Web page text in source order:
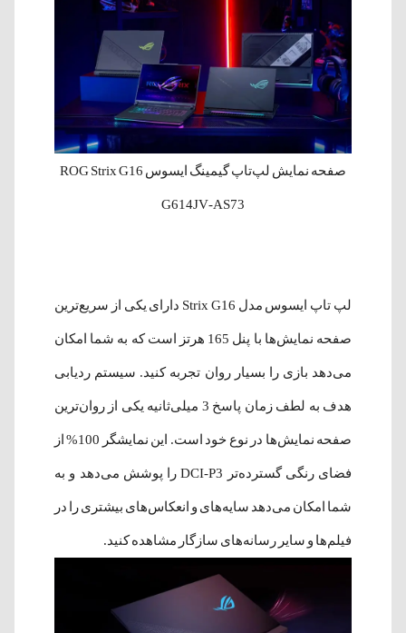
صفحه نمایش لپ‌‌تاپ گیمینگ ایسوس ROG Strix G16
G614JV-AS73
لپ تاپ ایسوس مدل Strix G16 دارای یکی از سریع‌ترین
صفحه نمایش‌ها با پنل 165 هرتز است که به شما امکان
می‌دهد بازی را بسیار روان تجربه کنید. سیستم ردیابی
هدف به لطف زمان پاسخ 3 میلی‌ثانیه یکی از روان‌ترین
صفحه نمایش‌ها در نوع خود است. این نمایشگر 100% از
فضای رنگی گسترده‌تر DCI-P3 را پوشش می‌دهد و به
شما امکان می‌دهد سایه‌های و انعکاس‌های بیشتری را در
فیلم‌ها و سایر رسانه‌های سازگار مشاهده کنید.